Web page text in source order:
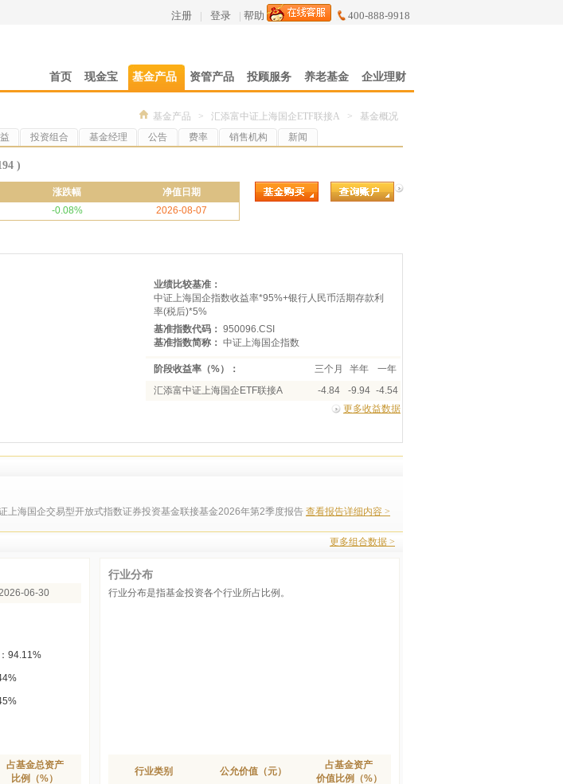
注册 | 登录 | 帮助 400-888-9918
首页 现金宝 基金产品 资管产品 投顾服务 养老基金 企业理财
基金产品 > 汇添富中证上海国企ETF联接A > 基金概况
投资组合 基金经理 公告 费率 销售机构 新闻
)
涨跌幅
净值日期
-0.08% 2026-08-07
业绩比较基准：
中证上海国企指数收益率*95%+银行人民币活期存款利
率(税后)*5%
基准指数代码：
950096.CSI
基准指数简称：
中证上海国企指数
阶段收益率（%）： 三个月 半年 一年
汇添富中证上海国企ETF联接A -4.84 -9.94 -4.54
更多收益数据
上海国企交易型开放式指数证券投资基金联接基金2026年第2季度报告 查看报告详细内容 >
更多组合数据 >
2026-06-30
占基金总资产
比例（%）
行业分布
行业分布是指基金投资各个行业所占比例。
行业类别 公允价值（元）
占基金资产
价值比例（%）